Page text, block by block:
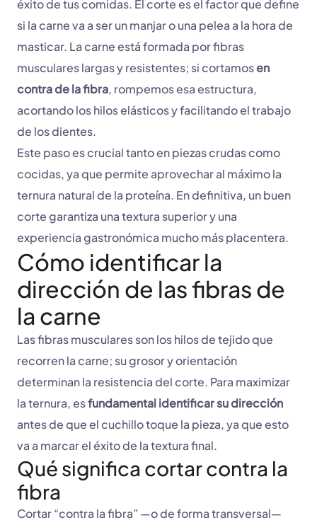
éxito de tus comidas. El corte es el factor que define
si la carne va a ser un manjar o una pelea a la hora de
masticar. La carne está formada por fibras
musculares largas y resistentes; si cortamosen
contra de la fibra, rompemos esa estructura,
acortando los hilos elásticos y facilitando el trabajo
de los dientes.
Este paso es crucial tanto en piezas crudas como
cocidas, ya que permite aprovechar al máximo la
ternura natural de la proteína. En definitiva, un buen
corte garantiza una textura superior y una
experiencia gastronómica mucho más placentera.
Cómo identificar la
dirección de las fibras de
la carne
Las fibras musculares son los hilos de tejido que
recorren la carne; su grosor y orientación
determinan la resistencia del corte. Para maximizar
la ternura, esfundamental identificar su dirección
antes de que el cuchillo toque la pieza, ya que esto
va a marcar el éxito de la textura final.
Qué significa cortar contra la
fibra
Cortar “contra la fibra” —o de forma transversal—